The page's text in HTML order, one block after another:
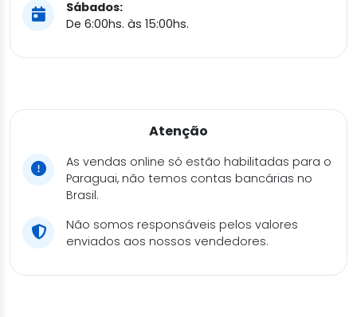
Sábados:
De 6:00hs. às 15:00hs.
Atenção
As vendas online só estão habilitadas para o
Paraguai, não temos contas bancárias no
Brasil.
Não somos responsáveis pelos valores
enviados aos nossos vendedores.